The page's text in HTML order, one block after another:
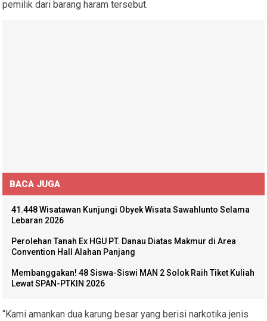
pemilik dari barang haram tersebut.
BACA JUGA
41.448 Wisatawan Kunjungi Obyek Wisata Sawahlunto Selama
Lebaran 2026
Perolehan Tanah Ex HGU PT. Danau Diatas Makmur di Area
Convention Hall Alahan Panjang
Membanggakan! 48 Siswa-Siswi MAN 2 Solok Raih Tiket Kuliah
Lewat SPAN-PTKIN 2026
“Kami amankan dua karung besar yang berisi narkotika jenis